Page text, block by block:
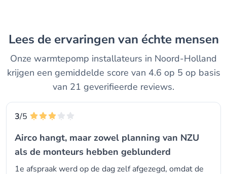
Lees de ervaringen van échte mensen
Onze warmtepomp installateurs in Noord-Holland
krijgen een gemiddelde score van 4.6 op 5 op basis
van 21 geverifieerde reviews.
3/5
Airco hangt, maar zowel planning van NZU
als de monteurs hebben geblunderd
1e afspraak werd op de dag zelf afgezegd, omdat de